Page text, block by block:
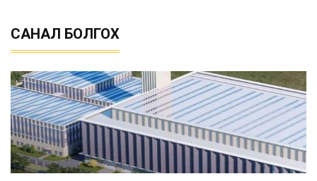
САНАЛ БОЛГОХ